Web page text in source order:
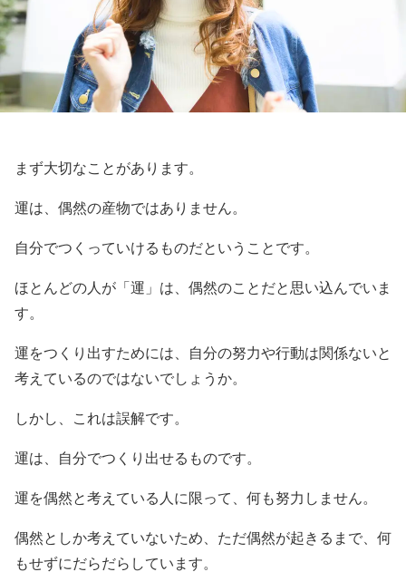
まず大切なことがあります。
運は、偶然の産物ではありません。
自分でつくっていけるものだということです。
ほとんどの人が「運」は、偶然のことだと思い込んでいま
す。
運をつくり出すためには、自分の努力や行動は関係ないと
考えているのではないでしょうか。
しかし、これは誤解です。
運は、自分でつくり出せるものです。
運を偶然と考えている人に限って、何も努力しません。
偶然としか考えていないため、ただ偶然が起きるまで、何
もせずにだらだらしています。